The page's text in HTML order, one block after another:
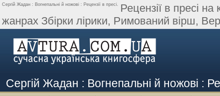
Сергій Жадан : Вогнепальні й ножові : Рецензії в пресі. Рецензії в пресі
жанрах Збірки лірики, Римований вірш,
Сергій Жадан : Вогнепальні й ножові :